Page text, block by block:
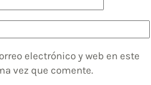
electrónico y web en este
vez que comente.